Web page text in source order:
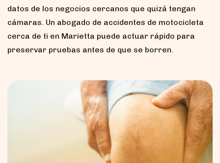
datos de los negocios cercanos que quizá tengan
cámaras. Un abogado de accidentes de motocicleta
cerca de ti en Marietta puede actuar rápido para
preservar pruebas antes de que se borren.